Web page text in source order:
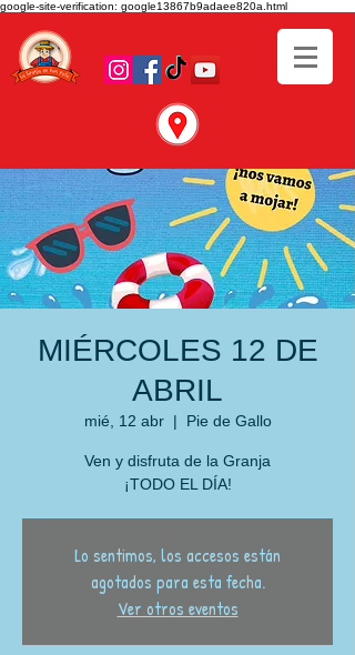
google-site-verification: google13867b9adaee820a.html
MIÉRCOLES 12 DE
ABRIL
mié, 12 abr
  |
Pie de Gallo
Ven y disfruta de la Granja
¡TODO EL DÍA!
Lo sentimos, los accesos están
agotados para esta fecha.
Ver otros eventos